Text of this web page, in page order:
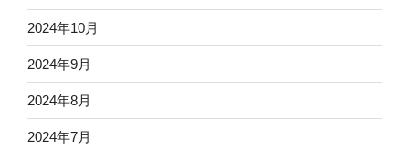
2024年10月
2024年9月
2024年8月
2024年7月